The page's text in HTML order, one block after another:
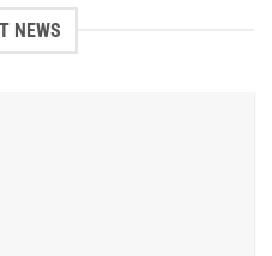
NEWS